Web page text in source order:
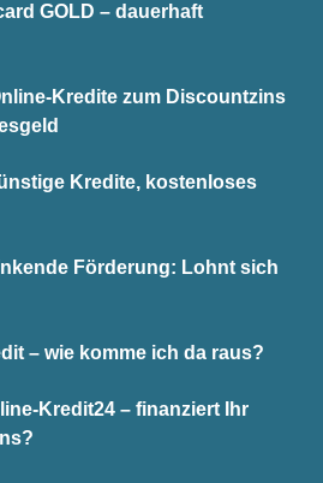
GOLD – dauerhaft
Kredite zum Discountzins
Kredite, kostenloses
Förderung: Lohnt sich
– wie komme ich da raus?
Kredit24 – finanziert Ihr